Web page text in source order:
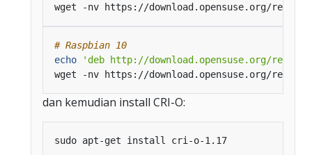
wget -nv https://download.opensuse.org/
# Raspbian 10
echo
'deb http://download.opensuse.org/
wget -nv https://download.opensuse.org/
dan kemudian install CRI-O: